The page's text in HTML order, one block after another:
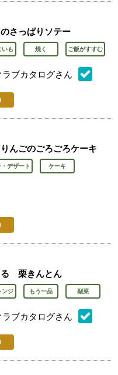
さっぱりソテー
いも 焼く ご飯がすすむ
ラブカタログさん
録：
メント：
んごのごろごろケーキ
デザート ケーキ
録：
メント：
る 栗きんとん
ンジ もう一品 副菜
ラブカタログさん
録：
メント：